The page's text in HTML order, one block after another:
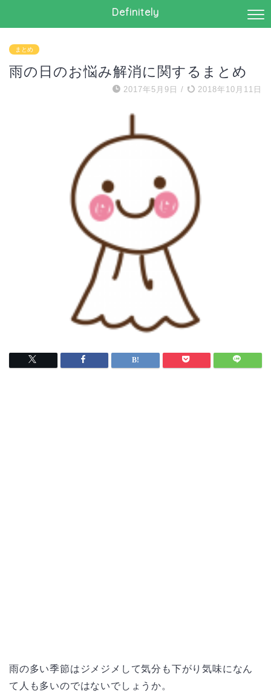
Definitely
まとめ
雨の日のお悩み解消に関するまとめ
2017年5月9日 / 2018年10月11日
雨の多い季節はジメジメして気分も下がり気味になん
て人も多いのではないでしょうか。